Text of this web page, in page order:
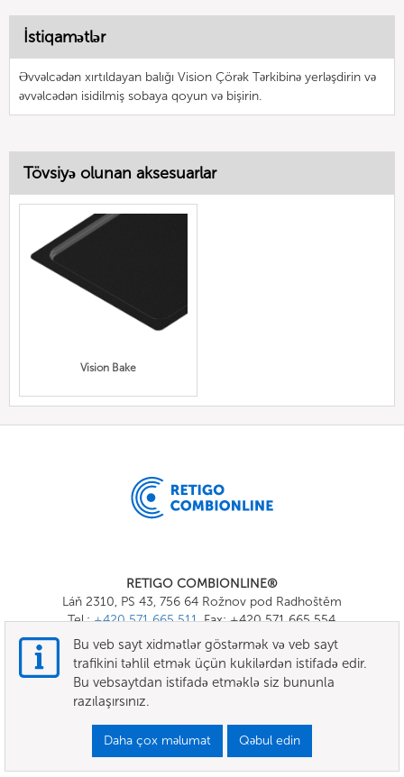
İstiqamətlər
Əvvəlcədən xırtıldayan balığı Vision Çörək Tərkibinə yerləşdirin və
əvvəlcədən isidilmiş sobaya qoyun və bişirin.
Tövsiyə olunan aksesuarlar
Vision Bake
RETIGO COMBIONLINE®
Láň 2310, PS 43, 756 64 Rožnov pod Radhoštěm
Tel.:+420 571 665 511, Fax: +420 571 665 554
E-mail: info@combionline.com
ŞƏRTLƏR VƏ QAYDALAR
Bu veb sayt xidmətlər göstərmək və veb sayt
trafikini təhlil etmək üçün kukilərdən istifadə edir.
Bu vebsaytdan istifadə etməklə siz bununla
razılaşırsınız.
Daha çox məlumat Qəbul edin